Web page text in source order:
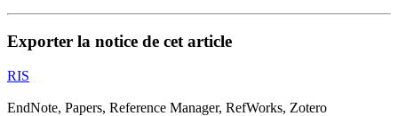
Exporter la notice de cet article
RIS
EndNote, Papers, Reference Manager, RefWorks, Zotero